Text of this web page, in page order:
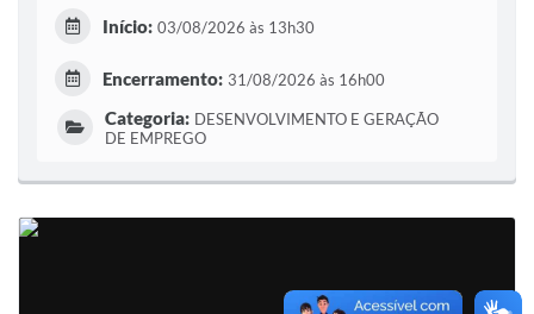
Início: 03/08/2026 às 13h30
Encerramento: 31/08/2026 às 16h00
Categoria: DESENVOLVIMENTO E GERAÇÃO
DE EMPREGO